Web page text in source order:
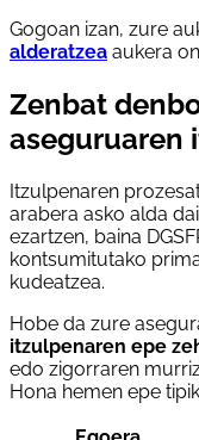
Gogoan izan, zure
alderatzea aukera
Zenbat
aseguruaren
Itzulpenaren
arabera asko alda
ezartzen, baina
kontsumitutako
kudeatzea.
Hobe da zure
itzulpenaren epe
edo zigorraren
Hona hemen epe